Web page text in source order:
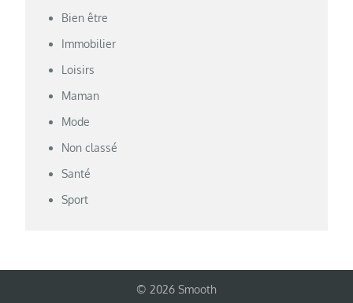
Bien être
Immobilier
Loisirs
Maman
Mode
Non classé
Santé
Sport
© 2026 Smooth